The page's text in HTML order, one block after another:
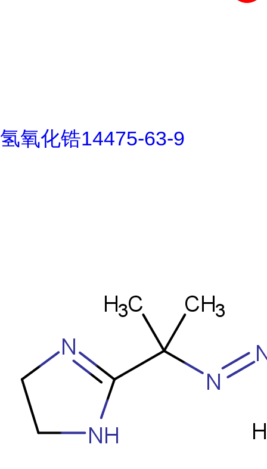
氢氧化锆14475-63-9